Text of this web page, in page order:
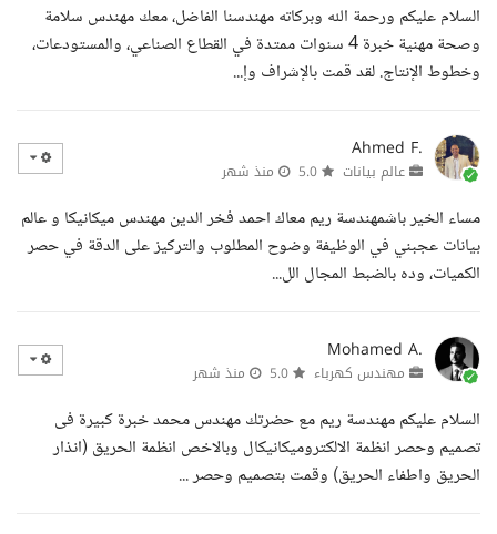
السلام عليكم ورحمة الله وبركاته مهندسنا الفاضل، معك مهندس سلامة
وصحة مهنية خبرة 4 سنوات ممتدة في القطاع الصناعي، والمستودعات،
وخطوط الإنتاج. لقد قمت بالإشراف وإ...
Ahmed F.
عالم بيانات منذ شهر
مساء الخير باشمهندسة ريم معاك احمد فخر الدين مهندس ميكانيكا و عالم
بيانات عجبني في الوظيفة وضوح المطلوب والتركيز على الدقة في حصر
الكميات، وده بالضبط المجال الل...
Mohamed A.
مهندس كهرباء منذ شهر
السلام عليكم مهندسة ريم مع حضرتك مهندس محمد خبرة كبيرة فى
تصميم وحصر انظمة الالكتروميكانيكال وبالاخص انظمة الحريق (انذار
الحريق واطفاء الحريق) وقمت بتصميم وحصر ...